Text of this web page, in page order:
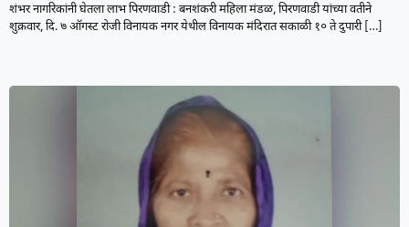
शंभर नागरिकांनी घेतला लाभ पिरणवाडी : बनशंकरी महिला मंडळ, पिरणवाडी यांच्या वतीने
शुक्रवार, दि. ७ ऑगस्ट रोजी विनायक नगर येथील विनायक मंदिरात सकाळी १० ते दुपारी[…]